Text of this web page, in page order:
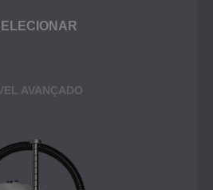
AVANÇADO